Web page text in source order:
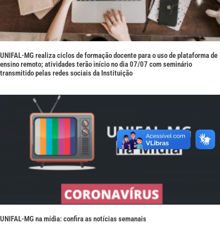
UNIFAL-MG realiza ciclos de formação docente para o uso de plataforma de
ensino remoto; atividades terão início no dia 07/07 com seminário
transmitido pelas redes sociais da Instituição
UNIFAL-MG na mídia: confira as notícias semanais